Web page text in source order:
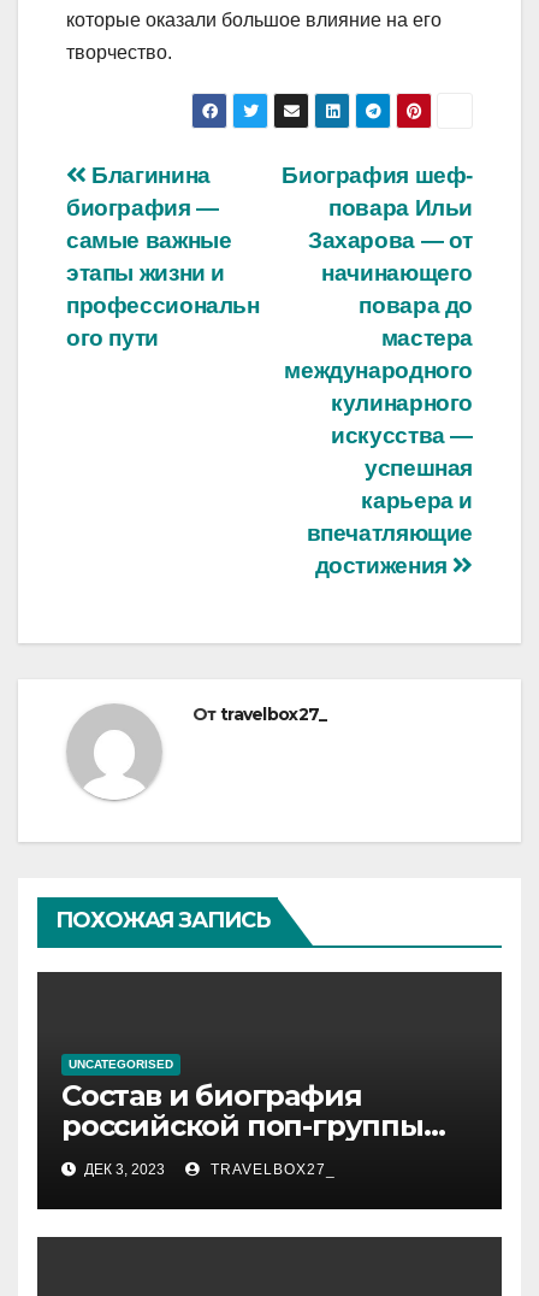
которые оказали большое влияние на его
творчество.
Навигация
по
записям
Биография шеф-
повара Ильи
Захарова — от
начинающего
повара до
мастера
международного
кулинарного
искусства —
успешная
карьера и
впечатляющие
достижения
Благинина
биография —
самые важные
этапы жизни и
профессиональн
ого пути
Отtravelbox27_
ПОХОЖАЯ ЗАПИСЬ
UNCATEGORISED
Состав и биография
российской поп-группы
«Иванушки интернешнл»
— история успеха, музыка
и судьбы участников
ДЕК 3, 2023 TRAVELBOX27_